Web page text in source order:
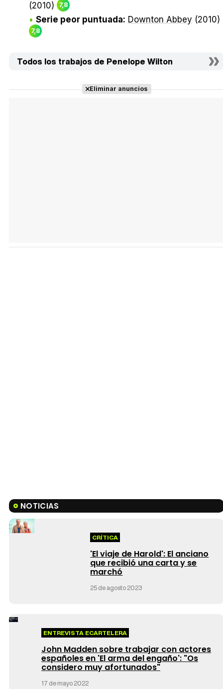
(2010)
7,8
Serie peor puntuada: Downton Abbey (2010)
7,8
Todos los trabajos de Penelope Wilton
Eliminar anuncios
NOTICIAS
CRÍTICA
'El viaje de Harold': El anciano
que recibió una carta y se
marchó
25 de agosto 2023
ENTREVISTA ECARTELERA
John Madden sobre trabajar con actores
españoles en 'El arma del engaño': "Os
considero muy afortunados"
17 de mayo 2022